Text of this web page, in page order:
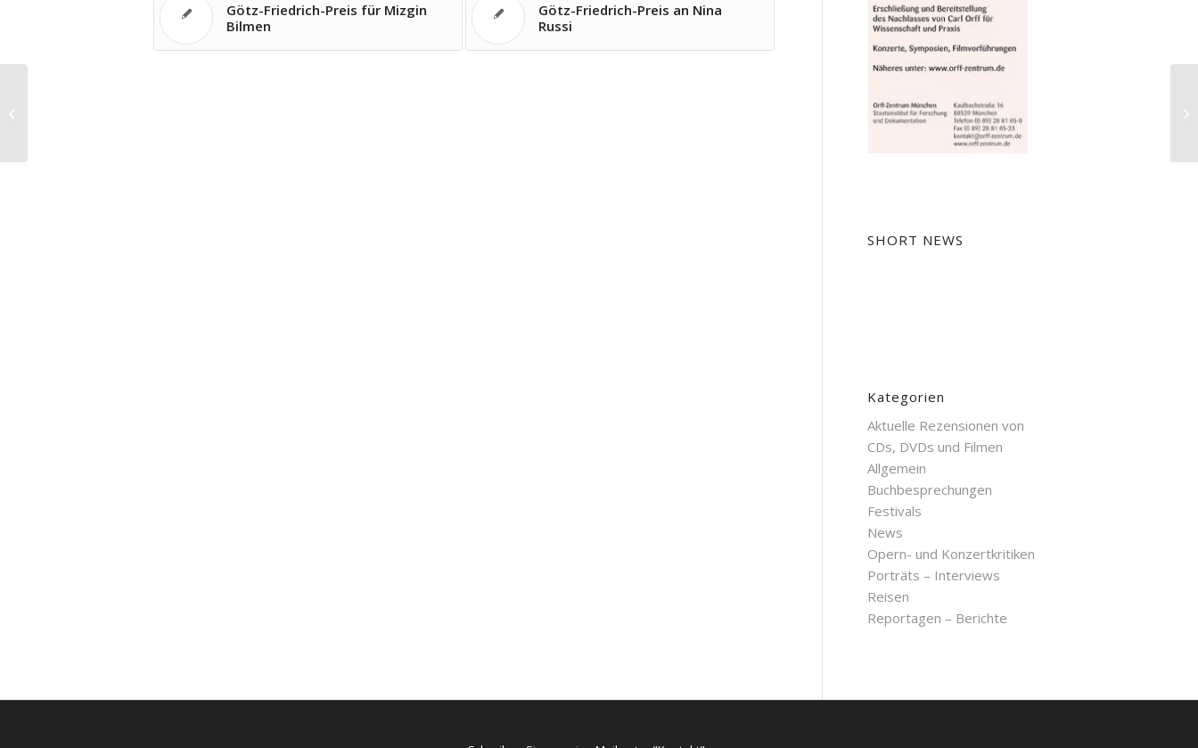
Götz-Friedrich-Preis für Mizgin
Bilmen
Götz-Friedrich-Preis an Nina
Russi
SHORT NEWS
Kategorien
Aktuelle Rezensionen von
CDs, DVDs und Filmen
Allgemein
Buchbesprechungen
Festivals
News
Opern- und Konzertkritiken
Porträts – Interviews
Reisen
Reportagen – Berichte